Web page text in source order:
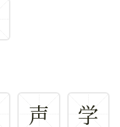
声 学